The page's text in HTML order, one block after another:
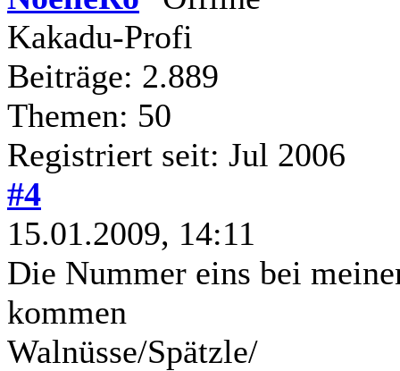
Kakadu-Profi
Beiträge: 2.889
Themen: 50
Registriert seit: Jul 2006
#4
15.01.2009, 14:11
Die Nummer eins bei
kommen
Walnüsse/Spätzle/